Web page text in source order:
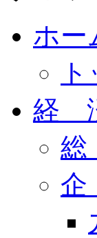
ホー
経